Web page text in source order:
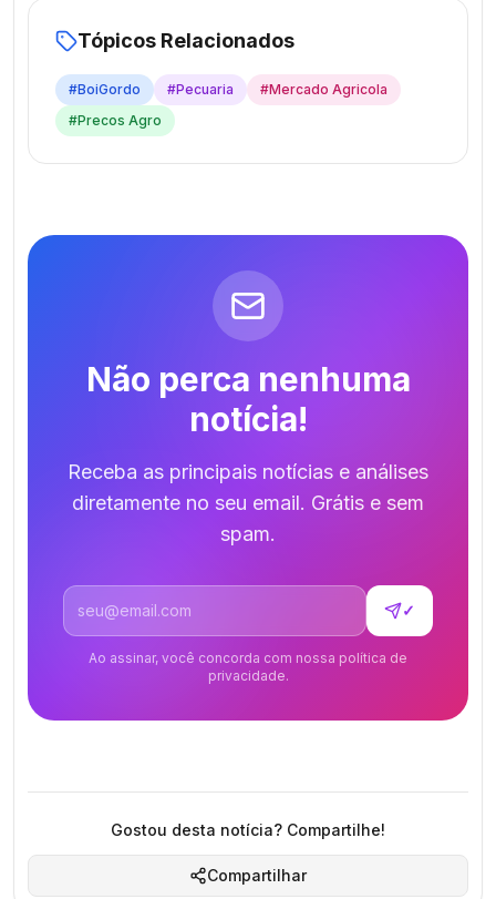
Tópicos Relacionados
#BoiGordo #Pecuaria #Mercado Agricola
#Precos Agro
Não perca nenhuma
notícia!
Receba as principais notícias e análises
diretamente no seu email. Grátis e sem
spam.
Endereço de email
✓
Ao assinar, você concorda com nossa política de
privacidade.
Gostou desta notícia? Compartilhe!
Compartilhar